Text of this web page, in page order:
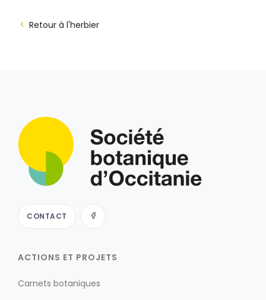
Retour à l'herbier
CONTACT
ACTIONS ET PROJETS
Carnets botaniques